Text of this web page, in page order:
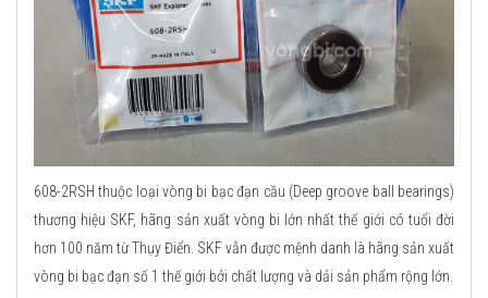
608-2RSH thuộc loại vòng bi bạc đạn cầu (Deep groove ball bearings)
thương hiệu SKF, hãng sản xuất vòng bi lớn nhất thế giới có tuổi đời
hơn 100 năm từ Thụy Điển. SKF vẫn được mệnh danh là hãng sản xuất
vòng bi bạc đạn số 1 thế giới bởi chất lượng và dải sản phẩm rộng lớn.